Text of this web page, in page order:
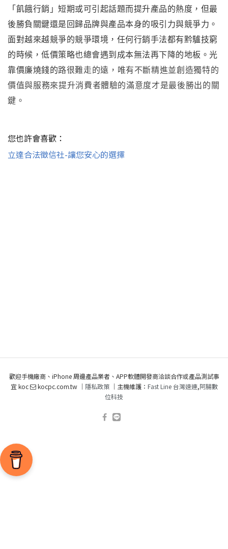
「飢餓行銷」短期或可引起話題而提升產品的熱度 ， 但最
後勝負關鍵還是回歸品牌與產品本身的吸引力與競爭力。
面對越來越競爭的競爭環境 ， 任何行銷手法都有黔驢技窮
的時候 ， 低價策略也總會遇到成本無法再下降的地板。光
靠價廉燒錢的路很難走的遠，唯有不斷精進並創造獨特的
價值與服務來提升消費者體驗的滿意度才是最後勝出的關
鍵。
您也許會喜歡：
立達合法徵信社-讓您安心的選擇
歡迎手機廠商、iPhone 周邊產品業者、APP軟體開發商洽談合作或產品測試事
宜 koc
kocpc.com.tw ｜ 隱私政策｜主機維護： Fast Line 台灣速連,阿腸數
位科技